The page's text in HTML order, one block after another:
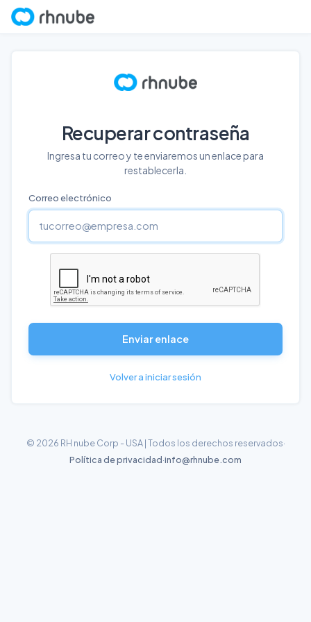
Recuperar contraseña
Ingresa tu correo y te enviaremos un enlace para
restablecerla.
Correo electrónico
Enviar enlace
Volver a iniciar sesión
© 2026 RH nube Corp - USA | Todos los derechos reservados·
Política de privacidad·info@rhnube.com